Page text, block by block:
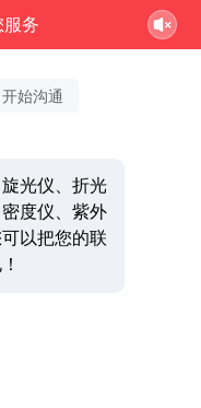
务
始沟通
光仪、折光
度仪、紫外
以把您的联